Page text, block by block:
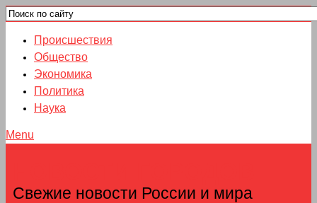
Происшествия
Общество
Экономика
Политика
Наука
Menu
Свежие новости России и мира